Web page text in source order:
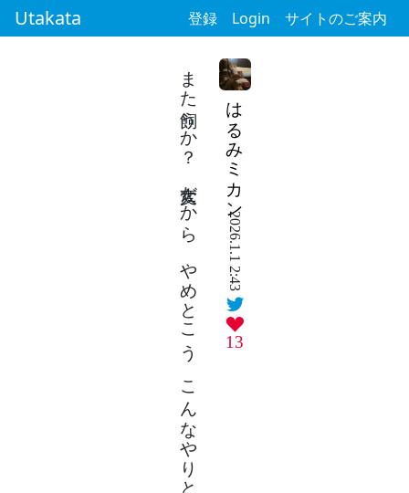
Utakata 登録 Login サイトのご案内
はるみミカン
2026.1.1 2:43
13
また飼うか？ 大変だから やめとこう こんなやりとり もう何回目？